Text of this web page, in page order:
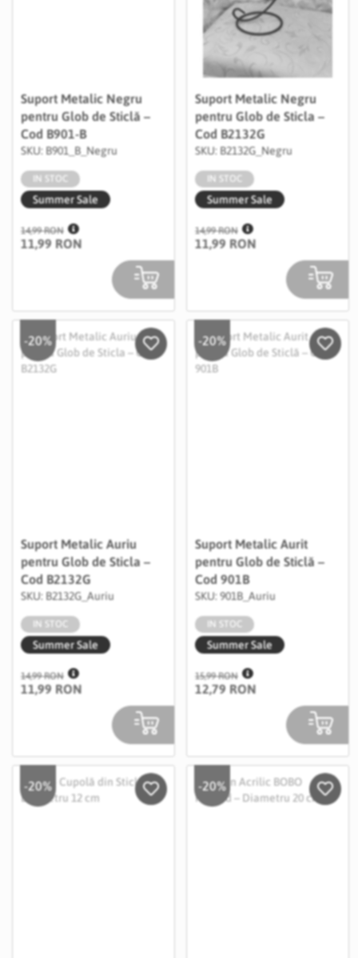
Suport Metalic Negru
pentru Glob de Sticlă –
Cod B901-B
SKU: B901_B_Negru
IN STOC
Summer Sale
14,99 RON
11,99 RON
Suport Metalic Negru
pentru Glob de Sticla –
Cod B2132G
SKU: B2132G_Negru
IN STOC
Summer Sale
14,99 RON
11,99 RON
-20%
Suport Metalic Auriu
pentru Glob de Sticla –
Cod B2132G
SKU: B2132G_Auriu
IN STOC
Summer Sale
14,99 RON
11,99 RON
Salveaza in Wishlist
-20%
Suport Metalic Aurit
pentru Glob de Sticlă –
Cod 901B
SKU: 901B_Auriu
IN STOC
Summer Sale
15,99 RON
12,79 RON
-20%
Salveaza in Wishlist
-20%